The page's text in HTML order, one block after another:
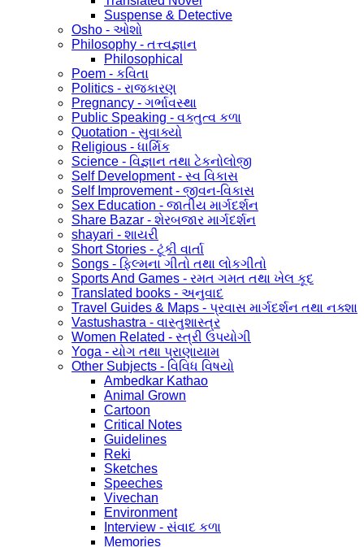
Suspense & Detective
Osho - ઓશો
Philosophy - તત્ત્વજ્ઞાન
Philosophical
Poem - કવિતા
Politics - રાજકારણ
Pregnancy - ગર્ભાવસ્થા
Public Speaking - વક્તુત્વ કળા
Quotation - સુવાક્યો
Religious - ધાર્મિક
Science - વિજ્ઞાન તથા ટેકનોલોજી
Self Development - સ્વ વિકાસ
Self Improvement - જીવન-વિકાસ
Sex Education - જાતીય માર્ગદર્શન
Share Bazar - શેરબજાર માર્ગદર્શન
shayari - શાયરી
Short Stories - ટૂંકી વાર્તા
Songs - ફિલ્મના ગીતો તથા લોકગીતો
Sports And Games - રમત ગમત તથા ખેલ કૂદ
Translated books - અનુવાદ
Travel Guides & Maps - પ્રવાસ માર્ગદર્શન તથા નક્શા
Vastushastra - વાસ્તુશાસ્ત્ર
Women Related - સ્ત્રી ઉપયોગી
Yoga - યોગ તથા પ્રાણાયામ
Other Subjects - વિવિધ વિષયો
Ambedkar Kathao
Animal Grown
Cartoon
Critical Notes
Guidelines
Reki
Sketches
Speeches
Vivechan
Environment
Interview - સંવાદ કળા
Memories